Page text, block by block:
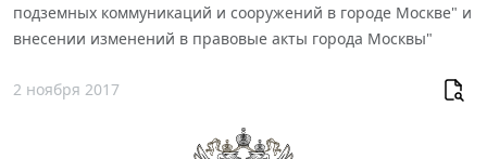
подземных коммуникаций и сооружений в городе Москве" и
внесении изменений в правовые акты города Москвы"
2 ноября 2017